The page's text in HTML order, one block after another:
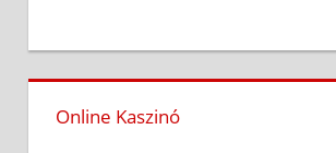
Online Kaszinó